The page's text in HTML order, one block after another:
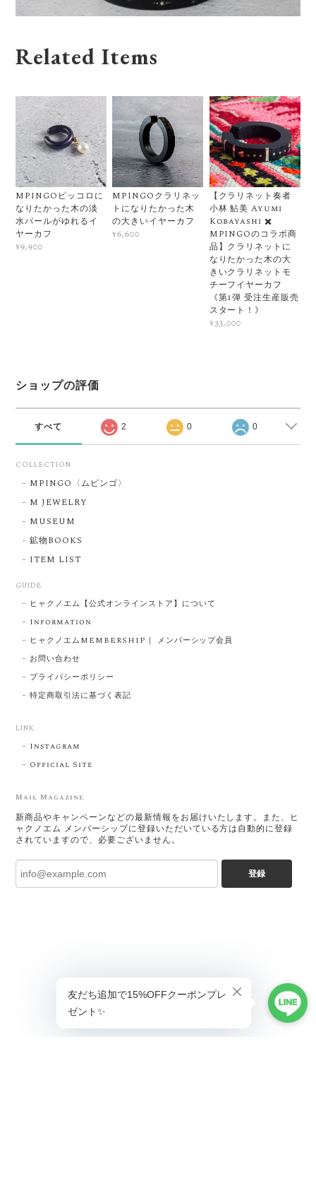
Related Items
MPINGOピッコロに
なりたかった木の淡
水パールがゆれるイ
ヤーカフ
¥9,900
MPINGOクラリネッ
トになりたかった木
の大きいイヤーカフ
¥6,600
【クラリネット奏者
小林 鮎美 Ayumi
Kobayashi ✖️
MPINGOのコラボ商
品】クラリネットに
なりたかった木の大
きいクラリネットモ
チーフイヤーカフ
《第1弾 受注生産販売
スタート！》
¥33,000
ショップの評価
すべて 2 0 0
COLLECTION
MPINGO〈ムピンゴ〉
M JEWELRY
MUSEUM
鉱物BOOKS
ITEM LIST
GUIDE
ヒャクノエム【公式オンラインストア】について
Information
ヒャクノエムMEMBERSHIP｜ メンバーシップ会員
お問い合わせ
プライバシーポリシー
特定商取引法に基づく表記
LINK
Instagram
Official Site
Mail Magazine
新商品やキャンペーンなどの最新情報をお届けいたします。また、ヒ
ャクノエム メンバーシップに登録いただいている方は自動的に登録
されていますので、必要ございません。
登録